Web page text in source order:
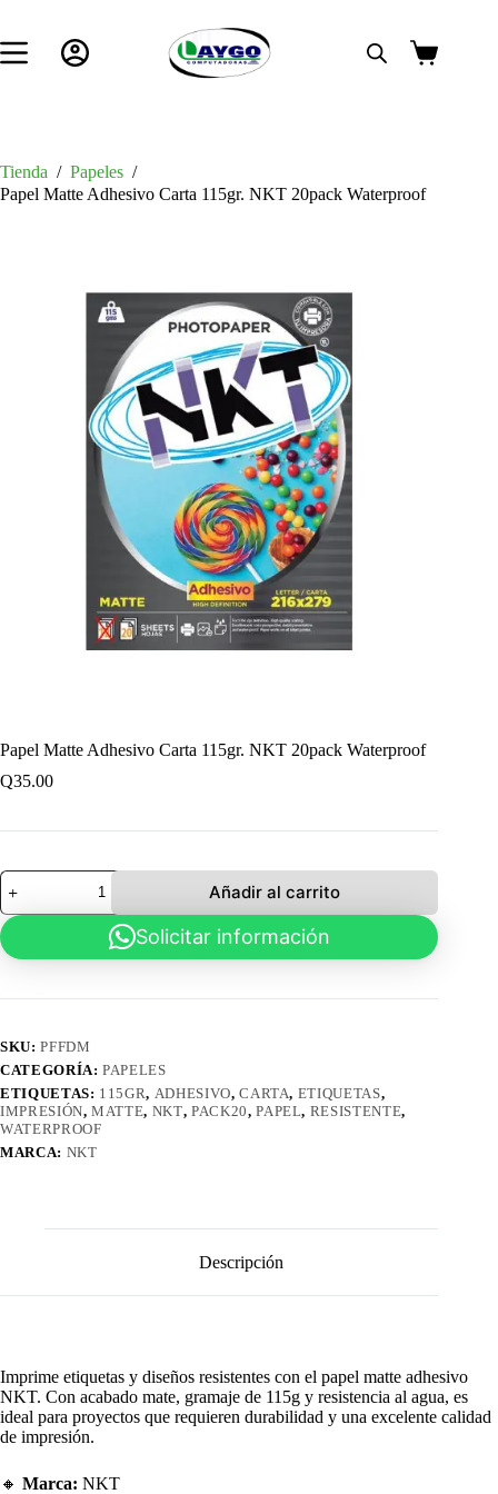
contenido
Carro
Tienda / Papeles /
Papel Matte Adhesivo Carta 115gr. NKT 20pack Waterproof
Papel Matte Adhesivo Carta 115gr. NKT 20pack Waterproof
Q35.00
Papel
Matte
Adhesivo
Carta
115gr.
Añadir al carrito
Solicitar información
SKU:PFFDM
CATEGORÍA:PAPELES
ETIQUETAS: 115GR, ADHESIVO,CARTA, ETIQUETAS,
IMPRESIÓN,MATTE, NKT, PACK20,PAPEL, RESISTENTE,
WATERPROOF
MARCA: NKT
Descripción
Imprime etiquetas y diseños resistentes con el papel matte adhesivo
NKT. Con acabado mate, gramaje de 115g y resistencia al agua, es
ideal para proyectos que requieren durabilidad y una excelente calidad
de impresión.
🔸 Marca: NKT